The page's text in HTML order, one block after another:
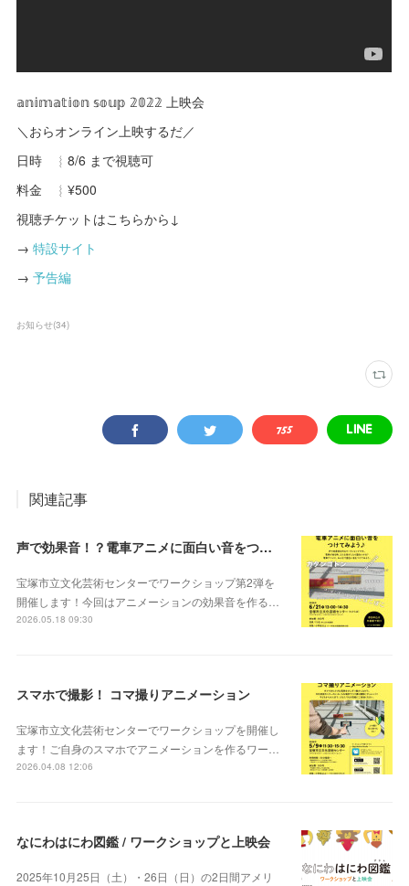
𝕒𝕟𝕚𝕞𝕒𝕥𝕚𝕠𝕟 𝕤𝕠𝕦𝕡 𝟚𝟘𝟚𝟚 上映会
＼おらオンライン上映するだ／
日時 ︴8/6 まで視聴可
料金 ︴¥500
視聴チケットはこちらから↓
→特設サイト
→予告編
お知らせ(34)
関連記事
声で効果音！？電車アニメに面白い音をつけてみよう♪
宝塚市立文化芸術センターでワークショップ第2弾を
開催します！今回はアニメーションの効果音を作る…
2026.05.18 09:30
スマホで撮影！ コマ撮りアニメーション
宝塚市立文化芸術センターでワークショップを開催し
ます！ご自身のスマホでアニメーションを作るワー…
2026.04.08 12:06
なにわはにわ図鑑 / ワークショップと上映会
2025年10月25日（土）・26日（日）の2日間アメリ